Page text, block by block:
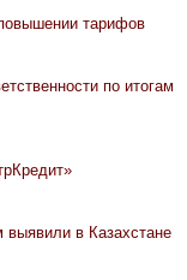
тарифов
по итогам
в Казахстане